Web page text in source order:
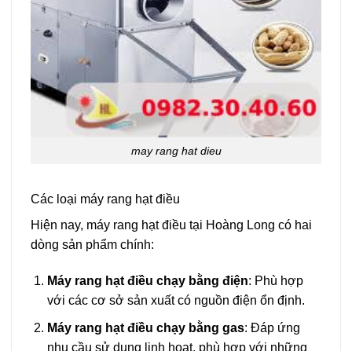
may rang hat dieu
Các loại máy rang hạt điều
Hiện nay, máy rang hạt điều tại Hoàng Long có hai
dòng sản phẩm chính:
Máy rang hạt điều chạy bằng điện: Phù hợp
với các cơ sở sản xuất có nguồn điện ổn định.
Máy rang hạt điều chạy bằng gas: Đáp ứng
nhu cầu sử dụng linh hoạt, phù hợp với những